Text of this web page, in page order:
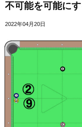
不可能を可能に
2022年04月20日